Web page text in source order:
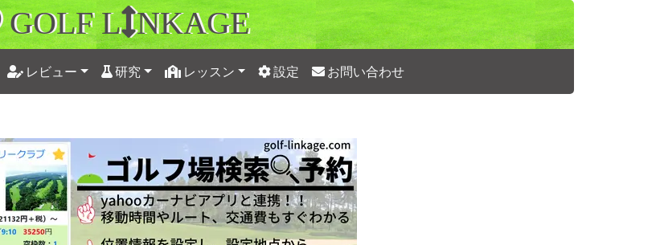
GOLF L NKAGE
レビュー 研究 レッスン 設定 お問い合わせ